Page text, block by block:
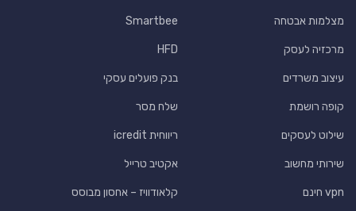
מצלמות אבטחה
מרכזיה לעסק
עיצוב משרדים
קופה רושמת
שילוט לעסקים
שירותי מחשוב
vpn חינם
Smartbee
HFD
בנק פועלים עסקי
שלח מסר
ריווחית icredit
אקטיב טרייל
קלאודוויז – אחסון מבוסס